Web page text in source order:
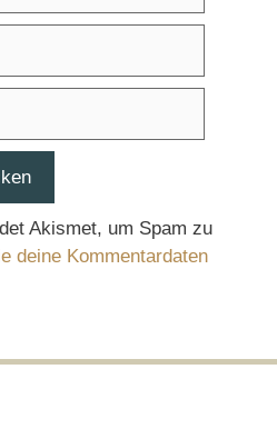
Akismet, um Spam zu
deine Kommentardaten